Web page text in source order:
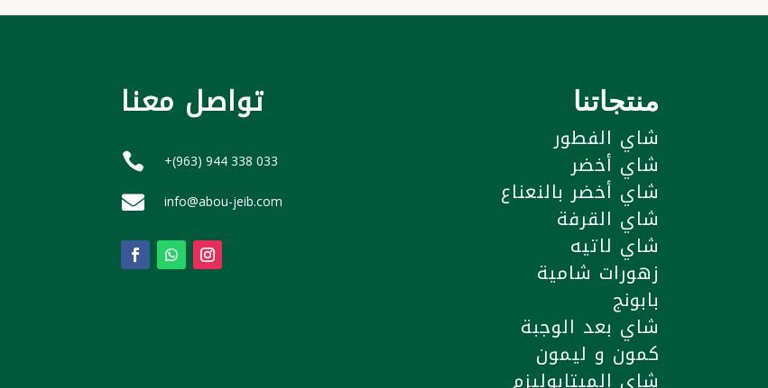
تواصل معنا
 +(963) 944 338 033
 info@abou-jeib.com
منتجاتنا
شاي الفطور
شاي أخضر
شاي أخضر بالنعناع
شاي القرفة
شاي لاتيه
زهورات شامية
بابونج
شاي بعد الوجبة
كمون و ليمون
شاي الميتابوليزم